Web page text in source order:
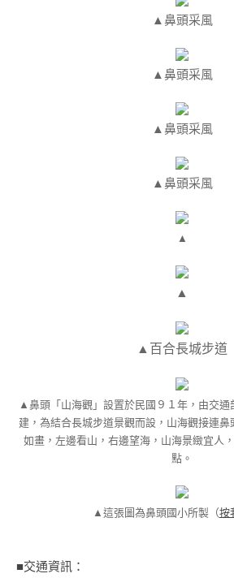
▲鼻頭采風
▲鼻頭采風
▲鼻頭采風
▲鼻頭采風
▲
▲
▲百合長城步道
▲鼻頭「山海觀」設置於民國９１年，由交通
建，為結合長城步道景觀而設，山海觀接連
如畫，左邊看山，右邊望海，山海景緻宜人
點。
▲這張圖為鼻頭國小所製（按
■交通資訊：